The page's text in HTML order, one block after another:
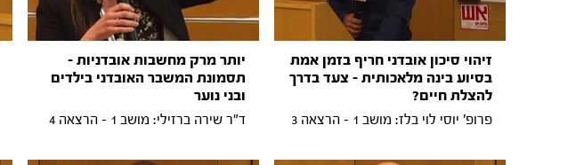
זיהוי סיכון אובדני חריף בזמן אמת
בסיוע בינה מלאכותית - צעד בדרך
להצלת חיים?
פרופ' יוסי לוי בלז: מושב 1 - הרצאה 3
יותר מרק מחשבות אובדניות -
תסמונת המשבר האובדני בילדים
ובני נוער
ד"ר שירה ברזילי: מושב 1 - הרצאה 4